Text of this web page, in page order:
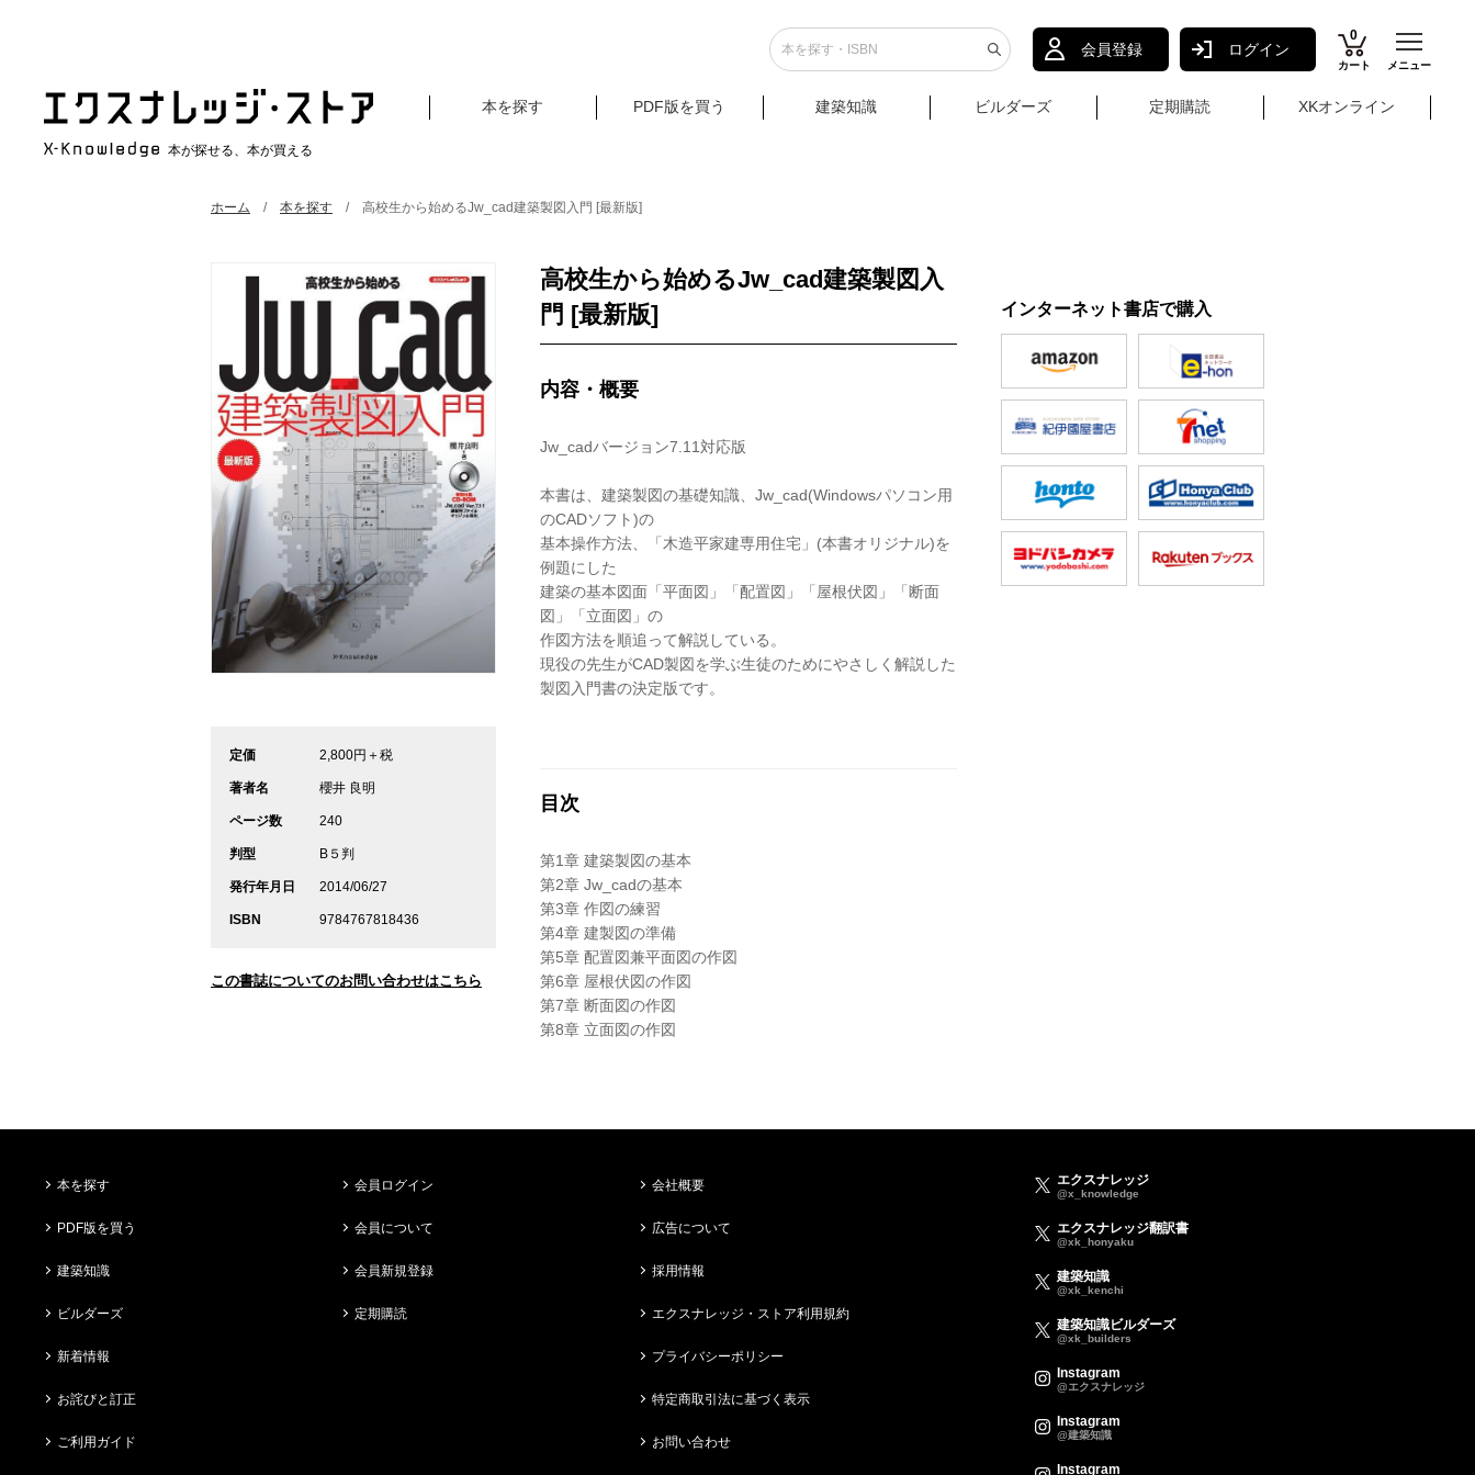
会員登録 ログイン
0
カート メニュー
本が探せる、本が買える
本を探す PDF版を買う 建築知識 ビルダーズ 定期購読 XKオンライン
ホーム 本を探す 高校生から始めるJw_cad建築製図入門 [最新版]
定価 2,800円＋税
著者名 櫻井 良明
ページ数 240
判型 B５判
発行年月日 2014/06/27
ISBN 9784767818436
この書誌についてのお問い合わせはこちら
高校生から始めるJw_cad建築製図入
門 [最新版]
内容・概要
Jw_cadバージョン7.11対応版
本書は、建築製図の基礎知識、Jw_cad(Windowsパソコン用
のCADソフト)の
基本操作方法、「木造平家建専用住宅」(本書オリジナル)を
例題にした
建築の基本図面「平面図」「配置図」「屋根伏図」「断面
図」「立面図」の
作図方法を順追って解説している。
現役の先生がCAD製図を学ぶ生徒のためにやさしく解説した
製図入門書の決定版です。
目次
第1章 建築製図の基本
第2章 Jw_cadの基本
第3章 作図の練習
第4章 建製図の準備
第5章 配置図兼平面図の作図
第6章 屋根伏図の作図
第7章 断面図の作図
第8章 立面図の作図
インターネット書店で購入
本を探す
PDF版を買う
建築知識
ビルダーズ
新着情報
お詫びと訂正
ご利用ガイド
会員ログイン
会員について
会員新規登録
定期購読
会社概要
広告について
採用情報
エクスナレッジ・ストア利用規約
プライバシーポリシー
特定商取引法に基づく表示
お問い合わせ
エクスナレッジ
@x_knowledge
エクスナレッジ翻訳書
@xk_honyaku
建築知識
@xk_kenchi
建築知識ビルダーズ
@xk_builders
Instagram
@エクスナレッジ
Instagram
@建築知識
Instagram